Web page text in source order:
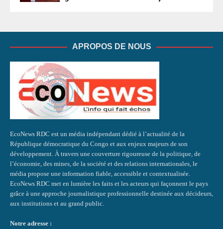
APROPOS DE NOUS
EcoNews RDC est un média indépendant dédié à l’actualité de la
République démocratique du Congo et aux enjeux majeurs de son
développement. À travers une couverture rigoureuse de la politique, de
l’économie, des mines, de la société et des relations internationales, le
média propose une information fiable, accessible et contextualisée.
EcoNews RDC met en lumière les faits et les acteurs qui façonnent le pays
grâce à une approche journalistique professionnelle destinée aux décideurs,
aux institutions et au grand public.
Notre adresse :